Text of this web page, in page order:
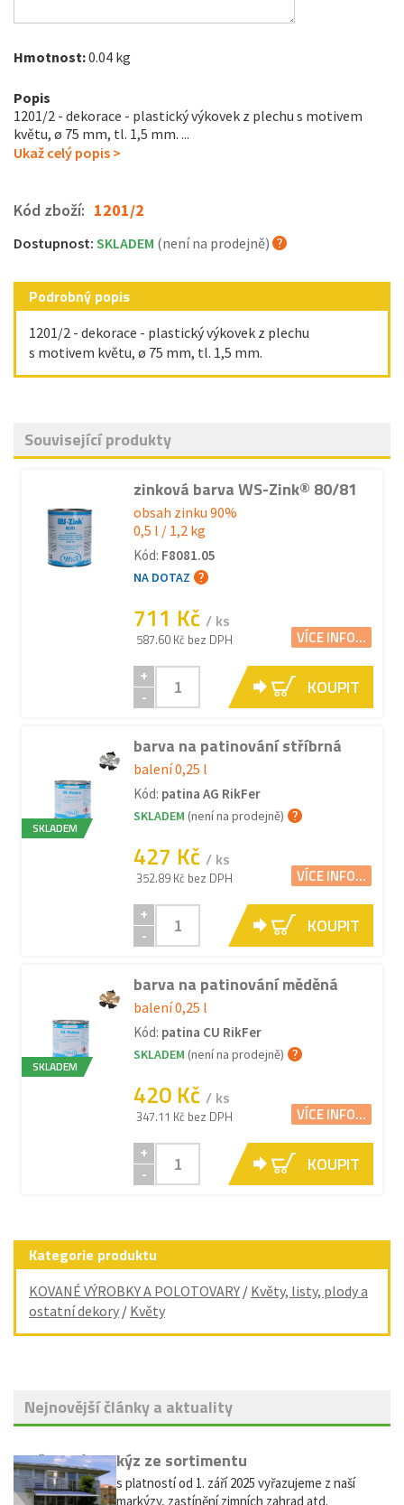
Hmotnost:0.04 kg
Popis
1201/2 - dekorace - plastický výkovek z plechu s motivem
květu, ø 75 mm, tl. 1,5 mm. ...
Ukaž celý popis >
Kód zboží: 1201/2
Dostupnost: SKLADEM (není na prodejně)
Podrobný popis
1201/2 - dekorace - plastický výkovek z plechu
s motivem květu, ø 75 mm, tl. 1,5 mm.
Související produkty
zinková barva WS-Zink® 80/81
obsah zinku 90%
0,5 l / 1,2 kg
Kód: F8081.05
NA DOTAZ
711 Kč / ks
587.60 Kč bez DPH VÍCE INFO...
+
-
KOUPIT
SKLADEM
barva na patinování stříbrná
balení 0,25 l
Kód: patina AG RikFer
SKLADEM (není na prodejně)
427 Kč / ks
352.89 Kč bez DPH VÍCE INFO...
+
-
KOUPIT
SKLADEM
barva na patinování měděná
balení 0,25 l
Kód: patina CU RikFer
SKLADEM (není na prodejně)
420 Kč / ks
347.11 Kč bez DPH VÍCE INFO...
+
-
KOUPIT
Kategorie produktu
KOVANÉ VÝROBKY A POLOTOVARY / Květy, listy, plody a
ostatní dekory / Květy
Nejnovější články a aktuality
Vyřazení markýz ze sortimentu
Vážení zákazníci, s platností od 1. září 2025 vyřazujeme z naší
nabídky výsuvné markýzy, zastínění zimních zahrad atd.